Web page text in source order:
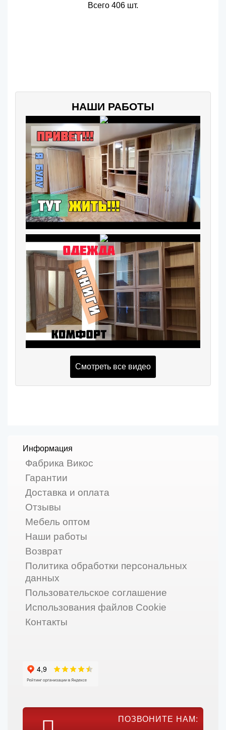
Всего 406 шт.
НАШИ РАБОТЫ
Смотреть все видео
Информация
Фабрика Викос
Гарантии
Доставка и оплата
Отзывы
Мебель оптом
Наши работы
Возврат
Политика обработки персональных
данных
Пользовательское соглашение
Использования файлов Cookie
Контакты
ПОЗВОНИТЕ НАМ: